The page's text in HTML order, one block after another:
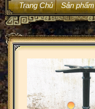
Trang Chủ Sản phẩm